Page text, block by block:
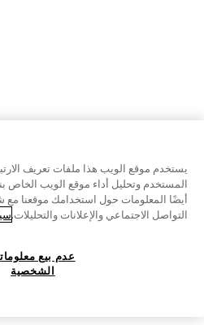
يستخدم موقع الويب هذا ملفات تعريف
المستخدم وتحليل أداء موقع الويب الخاص
أيضًا المعلومات حول استخدامك موقعنا
التواصل الاجتماعي والإعلانات والتحليلات.
عدم بيع
الشخصية